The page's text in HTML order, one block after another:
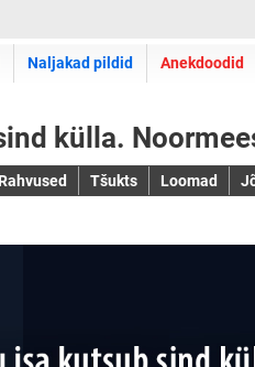
Naljakad pildid Anekdoodid
külla.
Rahvused Tšukts Loomad